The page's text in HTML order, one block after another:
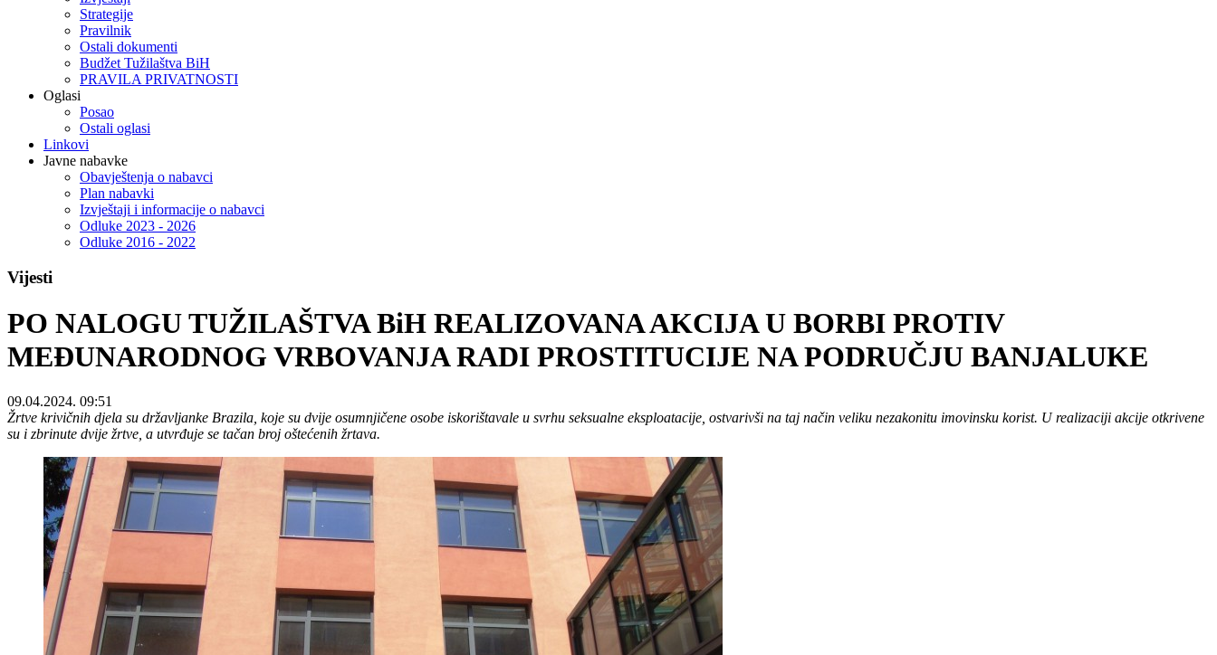
Strategije
Pravilnik
Ostali dokumenti
Budžet Tužilaštva BiH
PRAVILA PRIVATNOSTI
Oglasi
Posao
Ostali oglasi
Linkovi
Javne nabavke
Obavještenja o nabavci
Plan nabavki
Izvještaji i informacije o nabavci
Odluke 2023 - 2026
Odluke 2016 - 2022
Vijesti
PO NALOGU TUŽILAŠTVA BiH REALIZOVANA AKCIJA U BORBI PROTIV
MEĐUNARODNOG VRBOVANJA RADI PROSTITUCIJE NA PODRUČJU BANJALUKE
09.04.2024. 09:51
Žrtve krivičnih djela su državljanke Brazila, koje su dvije osumnjičene osobe iskorištavale u svrhu seksualne eksploatacije, ostvarivši na taj način veliku nezakonitu imovinsku korist. U realizaciji akcije otkrivene
su i zbrinute dvije žrtve, a utvrđuje se tačan broj oštećenih žrtava.